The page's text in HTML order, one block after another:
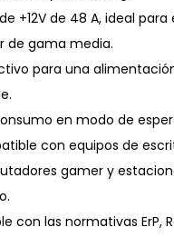
+12V de 48 A, ideal para
de gama media.
para una
en modo de
con equipos de
gamer y
con las normativas ErP,